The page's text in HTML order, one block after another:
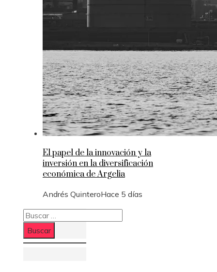
El papel de la innovación y la
inversión en la diversificación
económica de Argelia
Andrés QuinteroHace 5 días
Buscar: